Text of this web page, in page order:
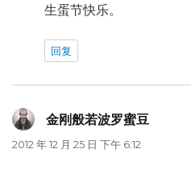
生蛋节快乐。
回复
金刚般若波罗蜜豆
2012 年 12 月 25 日 下午 6:12